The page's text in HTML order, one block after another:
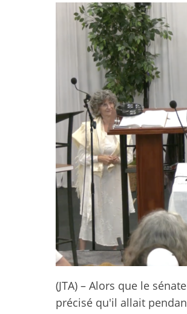
(JTA) – Alors que le
précisé qu'il allait